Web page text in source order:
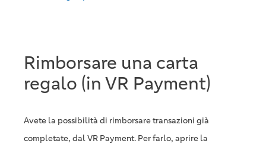
Rimborsare una carta
regalo (in VR Payment)
Avete la possibilità di rimborsare transazioni già
completate, dal VR Payment. Per farlo, aprire la